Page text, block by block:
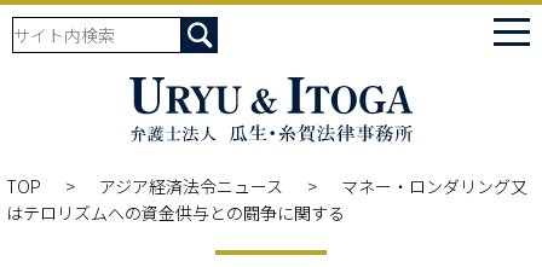
TOP アジア経済法令ニュース
マネー・ロンダリング又
はテロリズムへの資金供与との闘争に関する